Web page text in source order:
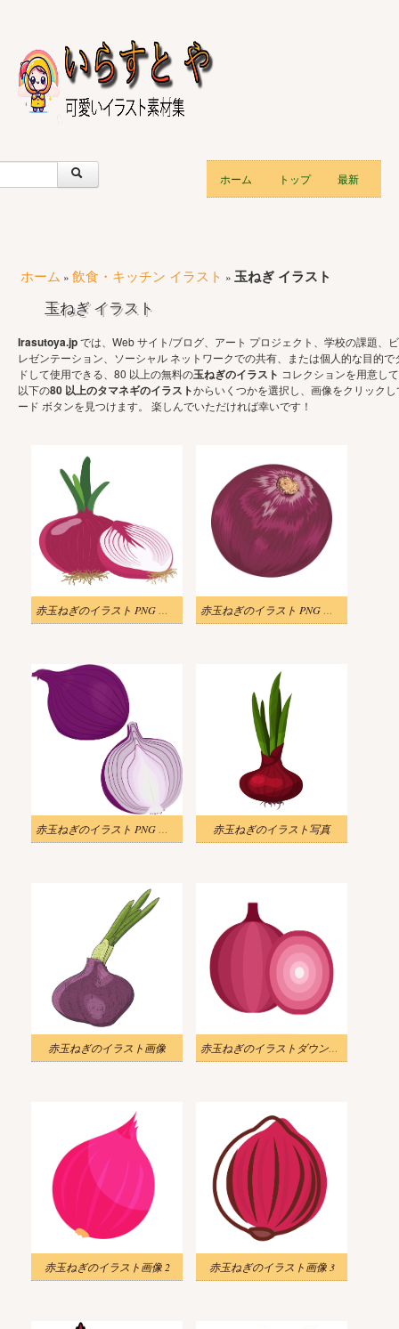
ホーム トップ 最新
ホーム » 飲食・キッチン イラスト » 玉ねぎ イラスト
玉ねぎ イラスト
Irasutoya.jpでは、Web サイト/ブログ、アート プロジェクト、学校の課題、
レゼンテーション、ソーシャル ネットワークでの共有、または個人的な目的で
ドして使用できる、80 以上の無料の玉ねぎのイラスト コレクションを用意し
以下の80 以上のタマネギのイラストからいくつかを選択し、画像をクリック
ード ボタンを見つけます。 楽しんでいただければ幸いです！
赤玉ねぎのイラスト PNG イメージ 赤玉ねぎのイラスト PNG イメージ 2
赤玉ねぎのイラスト PNG 無料 赤玉ねぎのイラスト写真
赤玉ねぎのイラスト画像 赤玉ねぎのイラストダウンロード
赤玉ねぎのイラスト画像 2 赤玉ねぎのイラスト画像 3